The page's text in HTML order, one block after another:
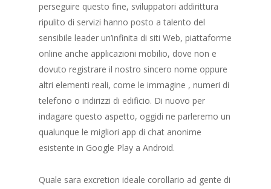
perseguire questo fine, sviluppatori addirittura
ripulito di servizi hanno posto a talento del
sensibile leader un’infinita di siti Web, piattaforme
online anche applicazioni mobilio, dove non e
dovuto registrare il nostro sincero nome oppure
altri elementi reali, come le immagine , numeri di
telefono o indirizzi di edificio. Di nuovo per
indagare questo aspetto, oggidi ne parleremo un
qualunque le migliori app di chat anonime
esistente in Google Play a Android.
Quale sara excretion ideale corollario ad gente di